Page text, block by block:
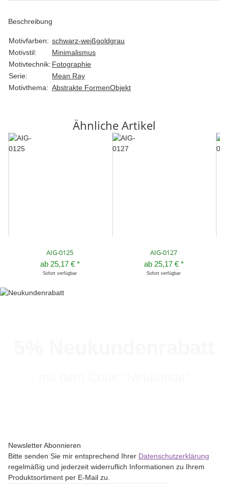
Beschreibung
Motivfarben: schwarz-weißgoldgrau
Motivstil:
Minimalismus
Motivtechnik: Fotographie
Serie:
Mean Ray
Motivthema: Abstrakte FormenObjekt
Ähnliche Artikel
AIG-0125
ab 25,17 € *
Sofort verfügbar
AIG-0127
ab 25,17 € *
Sofort verfügbar
Newsletter Abonnieren
Bitte senden Sie mir entsprechend Ihrer Datenschutzerklärung
regelmäßig und jederzeit widerruflich Informationen zu Ihrem
Produktsortiment per E-Mail zu.